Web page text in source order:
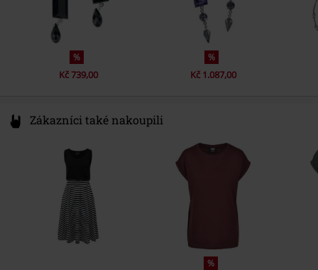
%
Kč 739,00
%
Kč 1.087,00
Zákazníci také nakoupili
%